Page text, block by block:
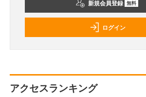
新規会員登録 無料
ログイン
アクセスランキング